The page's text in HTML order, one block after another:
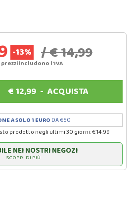
-13% / € 14,99
includono l'IVA
€12,99- ACQUISTA
A SOLO 1 EURO DA €50
prodotto negli ultimi 30 giorni: € 14.99
NEI NOSTRI NEGOZI
SCOPRI DI PIÙ